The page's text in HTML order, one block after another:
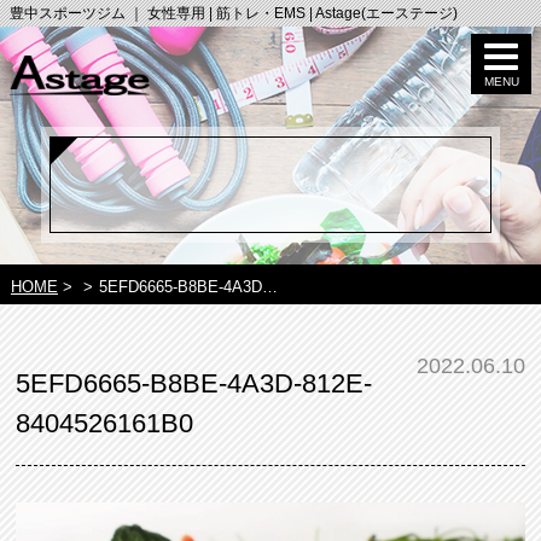
豊中スポーツジム ｜ 女性専用 | 筋トレ・EMS | Astage(エーステージ)
HOME> > 5EFD6665-B8BE-4A3D…
2022.06.10
5EFD6665-B8BE-4A3D-812E-
8404526161B0